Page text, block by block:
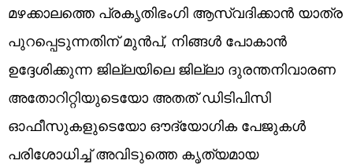
മഴക്കാലത്തെ പ്രകൃതിഭംഗി ആസ്വദിക്കാൻ യാത്ര
പുറപ്പെടുന്നതിന് മുൻപ്, നിങ്ങൾ പോകാൻ
ഉദ്ദേശിക്കുന്ന ജില്ലയിലെ ജില്ലാ ദുരന്തനിവാരണ
അതോറിറ്റിയുടെയോ അതത് ഡിടിപിസി
ഓഫീസുകളുടെയോ ഔദ്യോഗിക പേജുകൾ
പരിശോധിച്ച് അവിടുത്തെ കൃത്യമായ